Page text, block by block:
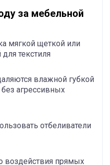
за мебельной
мягкой щеткой или
текстиля
влажной губкой
агрессивных
отбеливатели
воздействия прямых